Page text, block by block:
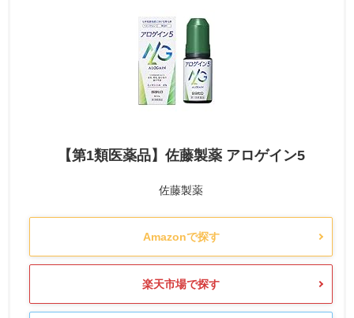
【第1類医薬品】佐藤製薬 アロゲイン5
佐藤製薬
Amazonで探す
楽天市場で探す